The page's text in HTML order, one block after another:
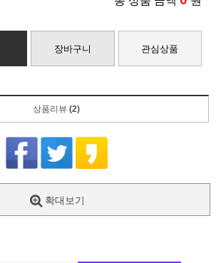
장바구니 관심상품
상품리뷰 (2)
확대보기